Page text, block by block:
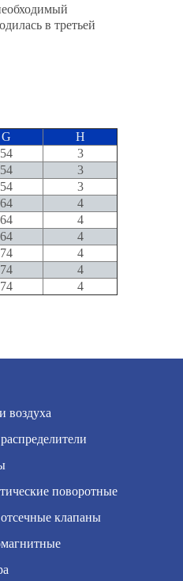
в третьей
G
H
54
3
54
3
54
3
64
4
64
4
64
4
74
4
74
4
74 4
воздуха
поворотные
клапаны